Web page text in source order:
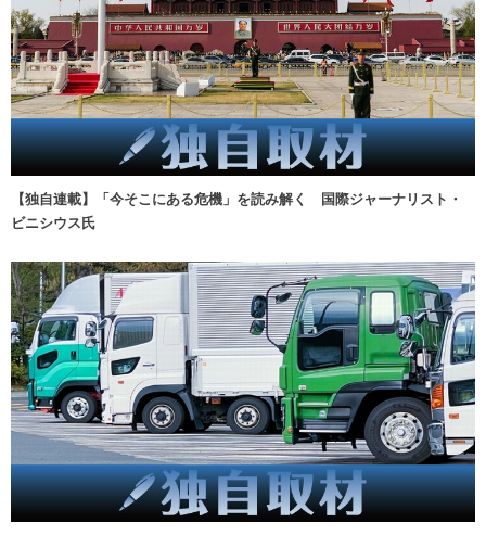
【独自連載】「今そこにある危機」を読み解く 国際ジャーナリスト・
ビニシウス氏